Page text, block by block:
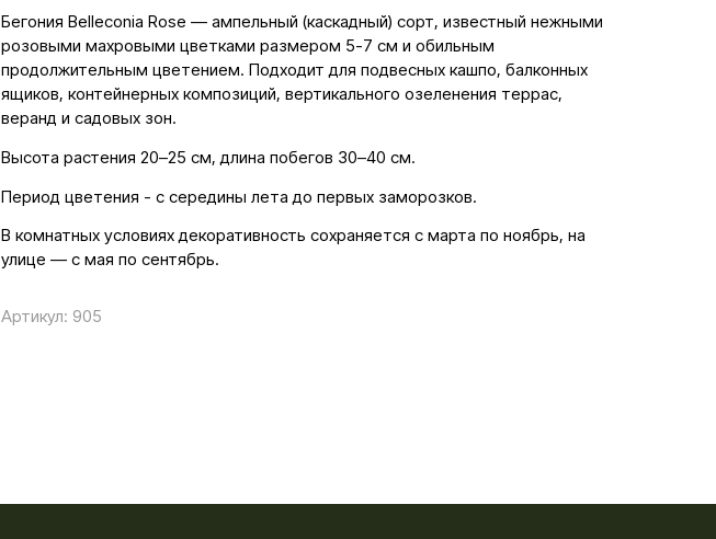
Бегония Belleconia Rose — ампельный (каскадный) сорт, известный нежными
розовыми махровыми цветками размером 5-7 см и обильным
продолжительным цветением. Подходит для подвесных кашпо, балконных
ящиков, контейнерных композиций, вертикального озеленения террас,
веранд и садовых зон.
Высота растения 20–25 см, длина побегов 30–40 см.
Период цветения - с середины лета до первых заморозков.
В комнатных условиях декоративность сохраняется с марта по ноябрь, на
улице — с мая по сентябрь.
Артикул: 905